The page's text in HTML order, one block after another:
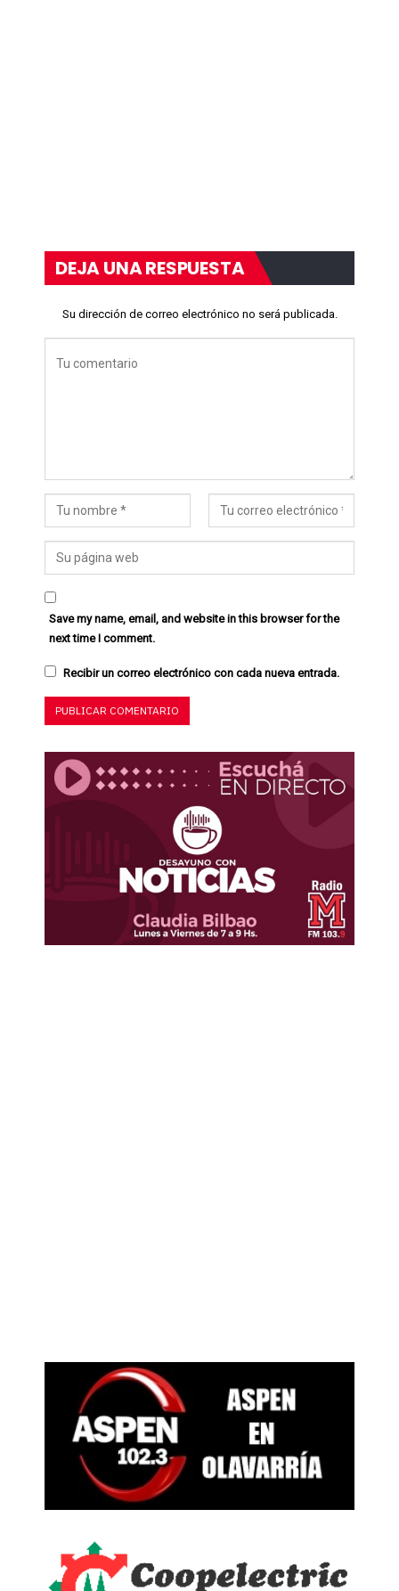
DEJA UNA RESPUESTA
Su dirección de correo electrónico no será publicada.
Save my name, email, and website in this browser for the
next time I comment.
Recibir un correo electrónico con cada nueva entrada.